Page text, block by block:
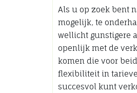
Als u op zoek bent
mogelijk, te
wellicht gunstigere
openlijk met de
komen die voor
flexibiliteit in
succesvol kunt